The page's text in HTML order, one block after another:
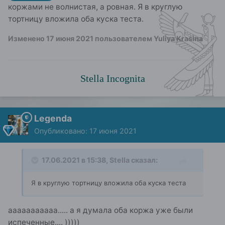
коржами не волнистая, а ровная. Я в круглую
тортницу вложила оба куска теста.
Изменено 17 июня 2021 пользователем Yuliya Krasina
Stella Incognita
Legenda
Опубликовано: 17 июня 2021
17.06.2021 в 15:38, Stella сказал:
Я в круглую тортницу вложила оба куска теста
ааааааааааа..... а я думала оба коржа уже были
испеченные.... )))))